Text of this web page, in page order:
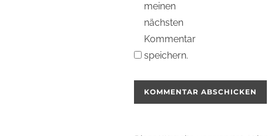
meinen
nächsten
Kommentar
speichern.